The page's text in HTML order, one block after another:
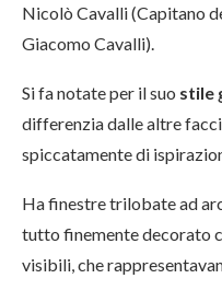
Nicolò Cavalli (Capitano
Giacomo Cavalli).
Si fa notate per il suo stile
differenzia dalle altre
spiccatamente di
Ha finestre trilobate ad
tutto finemente decorato
visibili, che